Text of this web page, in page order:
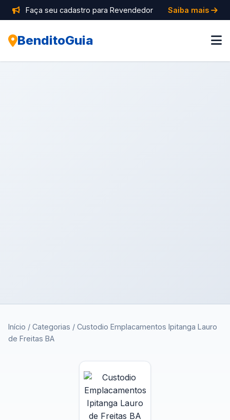
Faça seu cadastro para Revendedor Saiba mais
BenditoGuia
Início / Categorias / Custodio Emplacamentos Ipitanga Lauro
de Freitas BA